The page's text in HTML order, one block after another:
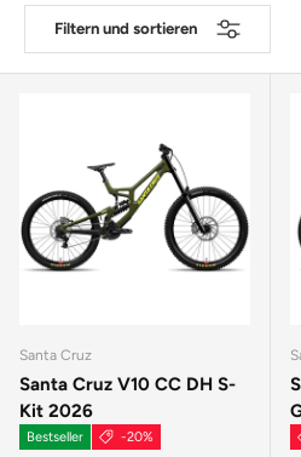
Filtern und sortieren
Santa Cruz
Santa Cruz V10 CC DH S-
Kit 2026
Bestseller -20%